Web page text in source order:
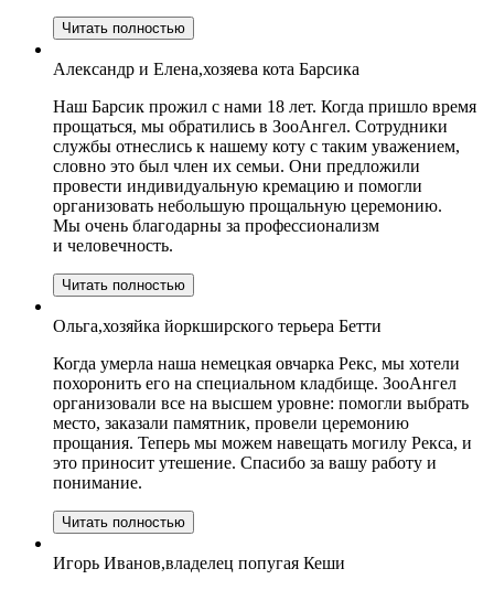
Читать полностью
Александр и Елена,хозяева кота Барсика
Наш Барсик прожил с нами 18 лет. Когда пришло время
прощаться, мы обратились в ЗооАнгел. Сотрудники
службы отнеслись к нашему коту с таким уважением,
словно это был член их семьи. Они предложили
провести индивидуальную кремацию и помогли
организовать небольшую прощальную церемонию.
Мы очень благодарны за профессионализм
и человечность.
Читать полностью
Ольга,хозяйка йоркширского терьера Бетти
Когда умерла наша немецкая овчарка Рекс, мы хотели
похоронить его на специальном кладбище. ЗооАнгел
организовали все на высшем уровне: помогли выбрать
место, заказали памятник, провели церемонию
прощания. Теперь мы можем навещать могилу Рекса, и
это приносит утешение. Спасибо за вашу работу и
понимание.
Читать полностью
Игорь Иванов,владелец попугая Кеши